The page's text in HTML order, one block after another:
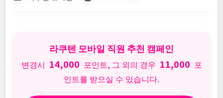
modified:
라쿠텐 모바일 직원 추천 캠페인
변경시 14,000 포인트, 그 외의 경우 11,000 포
인트를 받으실 수 있습니다.